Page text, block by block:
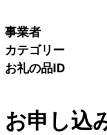
事業者
カテゴリー
お礼の品ID
お申し込